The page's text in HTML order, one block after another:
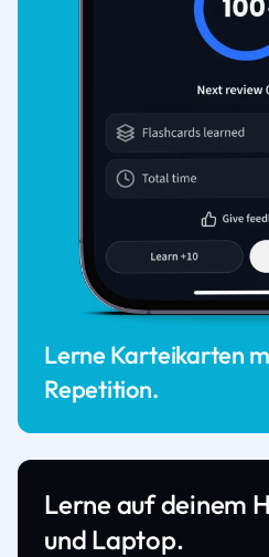
Lerne Karteikarten
Repetition.
Lerne auf deinem
und Laptop.